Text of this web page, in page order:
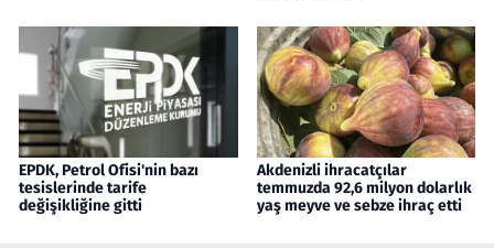
EPDK, Petrol Ofisi'nin bazı
tesislerinde tarife
değişikliğine gitti
Akdenizli ihracatçılar
temmuzda 92,6 milyon dolarlık
yaş meyve ve sebze ihraç etti